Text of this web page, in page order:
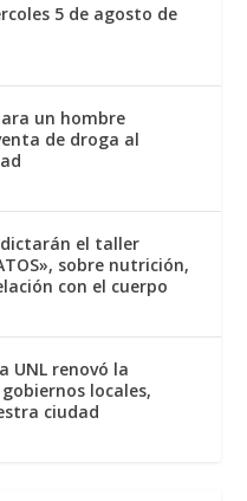
5 de agosto de
un hombre
de droga al
el taller
sobre nutrición,
con el cuerpo
UNL renovó la
locales,
ciudad